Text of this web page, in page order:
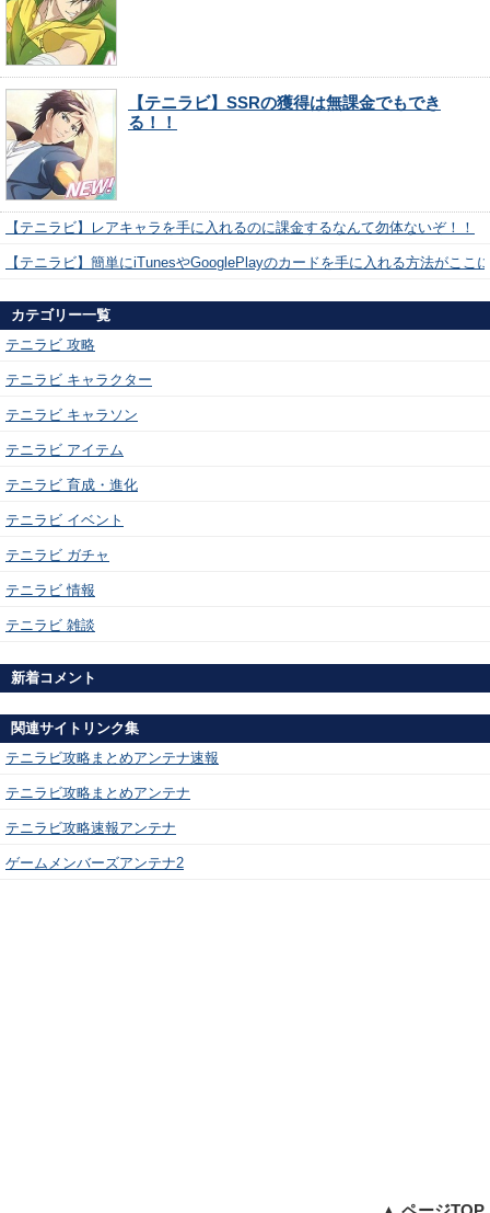
【テニラビ】SSRの獲得は無課金でもでき
る！！
【テニラビ】レアキャラを手に入れるのに課金するなんて勿体ないぞ！！
【テニラビ】簡単にiTunesやGooglePlayのカードを手に入れる方法がここ
カテゴリー一覧
テニラビ 攻略
テニラビ キャラクター
テニラビ キャラソン
テニラビ アイテム
テニラビ 育成・進化
テニラビ イベント
テニラビ ガチャ
テニラビ 情報
テニラビ 雑談
新着コメント
関連サイトリンク集
テニラビ攻略まとめアンテナ速報
テニラビ攻略まとめアンテナ
テニラビ攻略速報アンテナ
ゲームメンバーズアンテナ2